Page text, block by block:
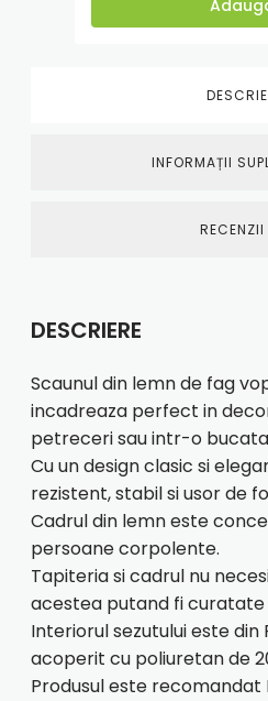
INFORMAȚII
DESCRIERE
Scaunul din lemn de fag
incadreaza perfect in
petreceri sau intr-o
Cu un design clasic si
rezistent, stabil si usor de
Cadrul din lemn este
persoane corpolente.
Tapiteria si cadrul nu
acestea putand fi curatate
Interiorul sezutului este din
acoperit cu poliuretan de
Produsul este recomandat